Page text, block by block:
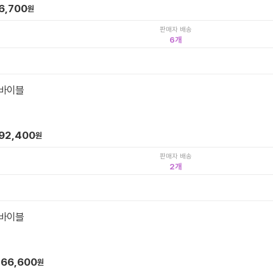
원
판매자 배송
6
이블
원
판매자 배송
2
이블
66,600원